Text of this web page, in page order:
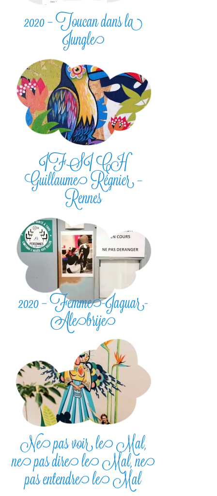
2020 – Toucan dans la
Jungle
IFSI CH
Guillaume Régnier –
Rennes
2020 – Femme-Jaguar-
Alebrije
Ne pas voir le Mal,
ne pas dire le Mal, ne
pas entendre le Mal